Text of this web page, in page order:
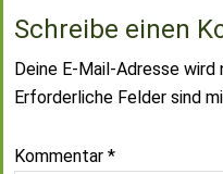
Schreibe einen
Deine E-Mail-Adresse
Erforderliche Felder sind
Kommentar *